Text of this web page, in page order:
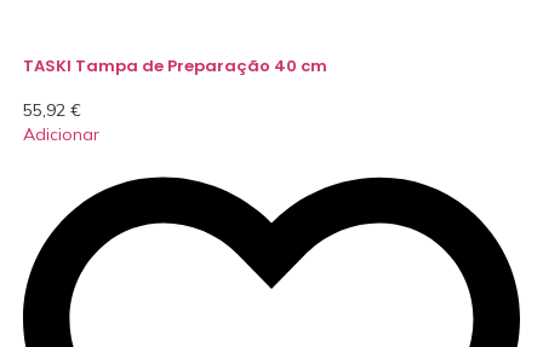
TASKI Tampa de Preparação 40 cm
55,92 €
Adicionar